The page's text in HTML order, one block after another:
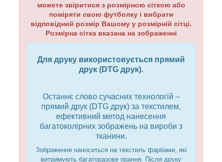
можете звіритися з розмірною сіткою або
поміряти свою футболку і вибрати
відповідний розмір Вашому у розмірній сітці.
Розмірна сітка вказана на зображенні
Для друку використовується прямий
друк (DTG друк).
Останнє слово сучасних технологій –
прямий друк (DTG друк) за текстилем,
ефективний метод нанесення
багатоколірних зображень на вироби з
тканини.
Зображення наноситься на текстиль фарбами, які
витримують багаторазове прання. Після друку